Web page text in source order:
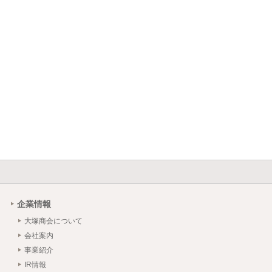
企業情報
大塚商会について
会社案内
事業紹介
IR情報